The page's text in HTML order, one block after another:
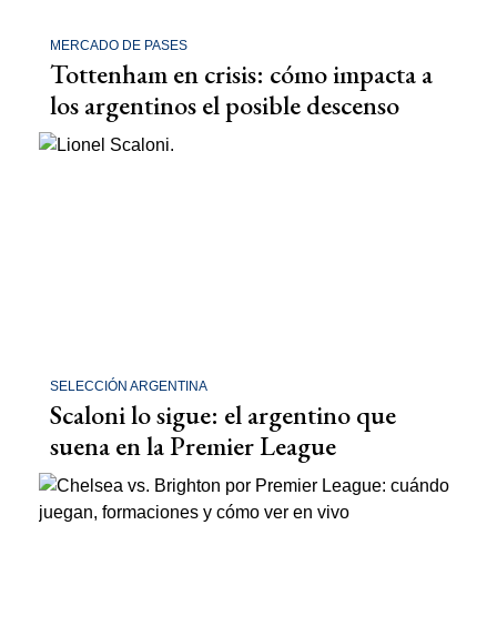
MERCADO DE PASES
Tottenham en crisis: cómo impacta a
los argentinos el posible descenso
SELECCIÓN ARGENTINA
Scaloni lo sigue: el argentino que
suena en la Premier League